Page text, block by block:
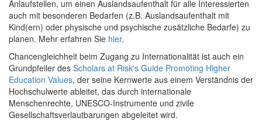
Anlaufstellen, um einen Auslandsaufenthalt für alle Interessierten
auch mit besonderen Bedarfen (z.B. Auslandsaufenthalt mit
Kind(ern) oder physische und psychische zusätzliche Bedarfe) zu
planen. Mehr erfahren Sie hier.
Chancengleichheit beim Zugang zu Internationalität ist auch ein
Grundpfeiler des Scholars at Risk's Guide Promoting Higher
Education Values, der seine Kernwerte aus einem Verständnis der
Hochschulwerte ableitet, das durch internationale
Menschenrechte, UNESCO-Instrumente und zivile
Gesellschaftsverlautbarungen abgeleitet wird.